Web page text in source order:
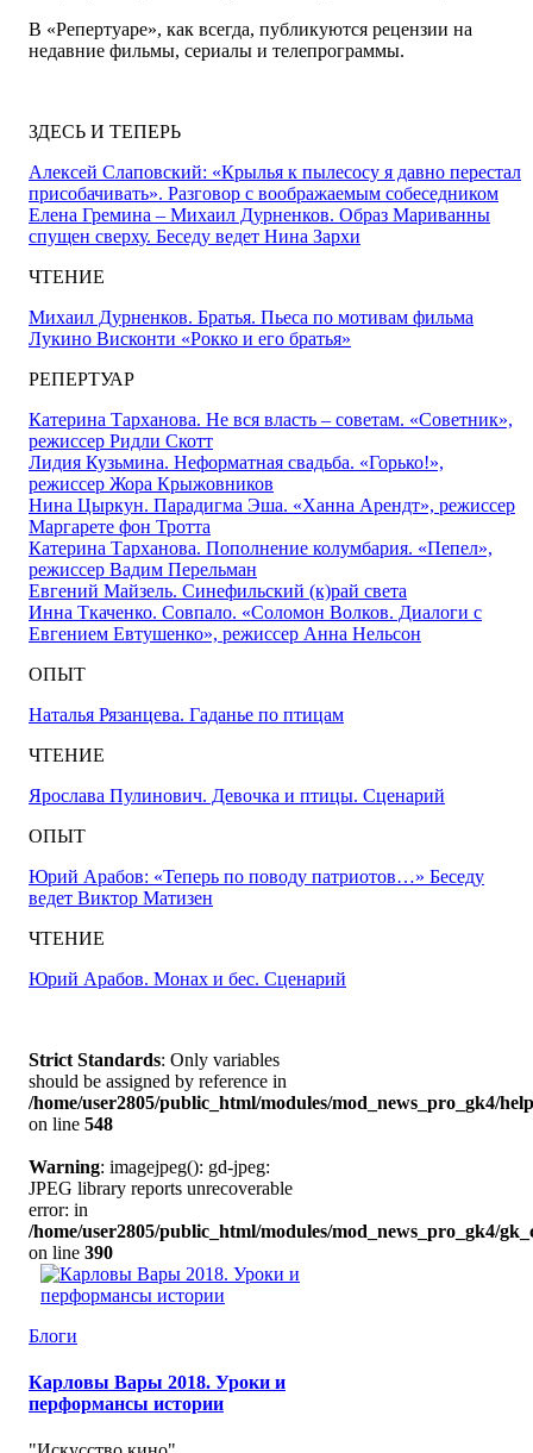
В «Репертуаре», как всегда, публикуются рецензии на
недавние фильмы, сериалы и телепрограммы.
ЗДЕСЬ И ТЕПЕРЬ
Алексей Слаповский: «Крылья к пылесосу я давно перестал
присобачивать». Разговор с воображаемым собеседником
Елена Гремина – Михаил Дурненков. Образ Мариванны
спущен сверху. Беседу ведет Нина Зархи
ЧТЕНИЕ
Михаил Дурненков. Братья. Пьеса по мотивам фильма
Лукино Висконти «Рокко и его братья»
РЕПЕРТУАР
Катерина Тарханова. Не вся власть – советам. «Советник»,
режиссер Ридли Скотт
Лидия Кузьмина. Неформатная свадьба. «Горько!»,
режиссер Жора Крыжовников
Нина Цыркун. Парадигма Эша. «Ханна Арендт», режиссер
Маргарете фон Тротта
Катерина Тарханова. Пополнение колумбария. «Пепел»,
режиссер Вадим Перельман
Евгений Майзель. Синефильский (к)рай света
Инна Ткаченко. Совпало. «Соломон Волков. Диалоги с
Евгением Евтушенко», режиссер Анна Нельсон
ОПЫТ
Наталья Рязанцева. Гаданье по птицам
ЧТЕНИЕ
Ярослава Пулинович. Девочка и птицы. Сценарий
ОПЫТ
Юрий Арабов: «Теперь по поводу патриотов…» Беседу
ведет Виктор Матизен
ЧТЕНИЕ
Юрий Арабов. Монах и бес. Сценарий
Strict Standards: Only variables
should be assigned by reference in
/home/user2805/public_html/modules/mod_news_pro_gk4/
on line 548
Warning: imagejpeg(): gd-jpeg:
JPEG library reports unrecoverable
error: in
/home/user2805/public_html/modules/mod_news_pro_gk4/
on line 390
Блоги
Карловы Вары 2018. Уроки и
перформансы истории